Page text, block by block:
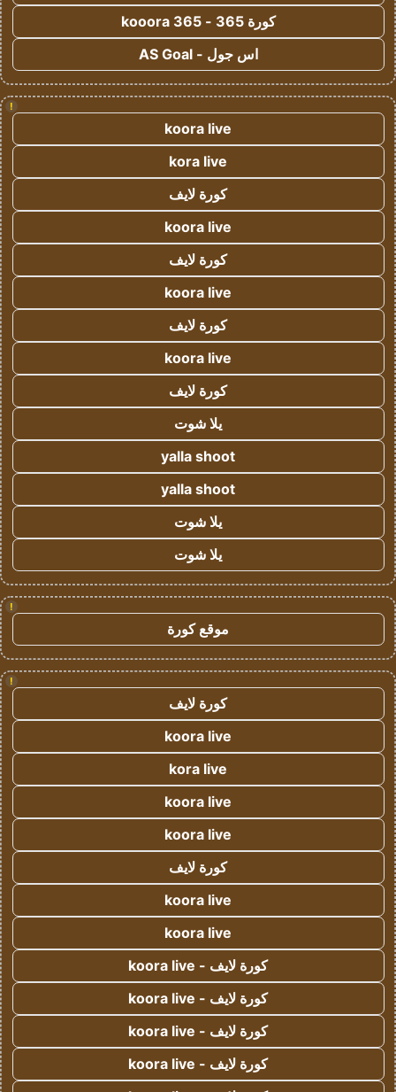
كورة 365 - kooora 365
اس جول - AS Goal
!
koora live
kora live
كورة لايف
koora live
كورة لايف
koora live
كورة لايف
koora live
كورة لايف
يلا شوت
yalla shoot
yalla shoot
يلا شوت
يلا شوت
!
موقع كورة
!
كورة لايف
koora live
kora live
koora live
koora live
كورة لايف
koora live
koora live
كورة لايف - koora live
كورة لايف - koora live
كورة لايف - koora live
كورة لايف - koora live